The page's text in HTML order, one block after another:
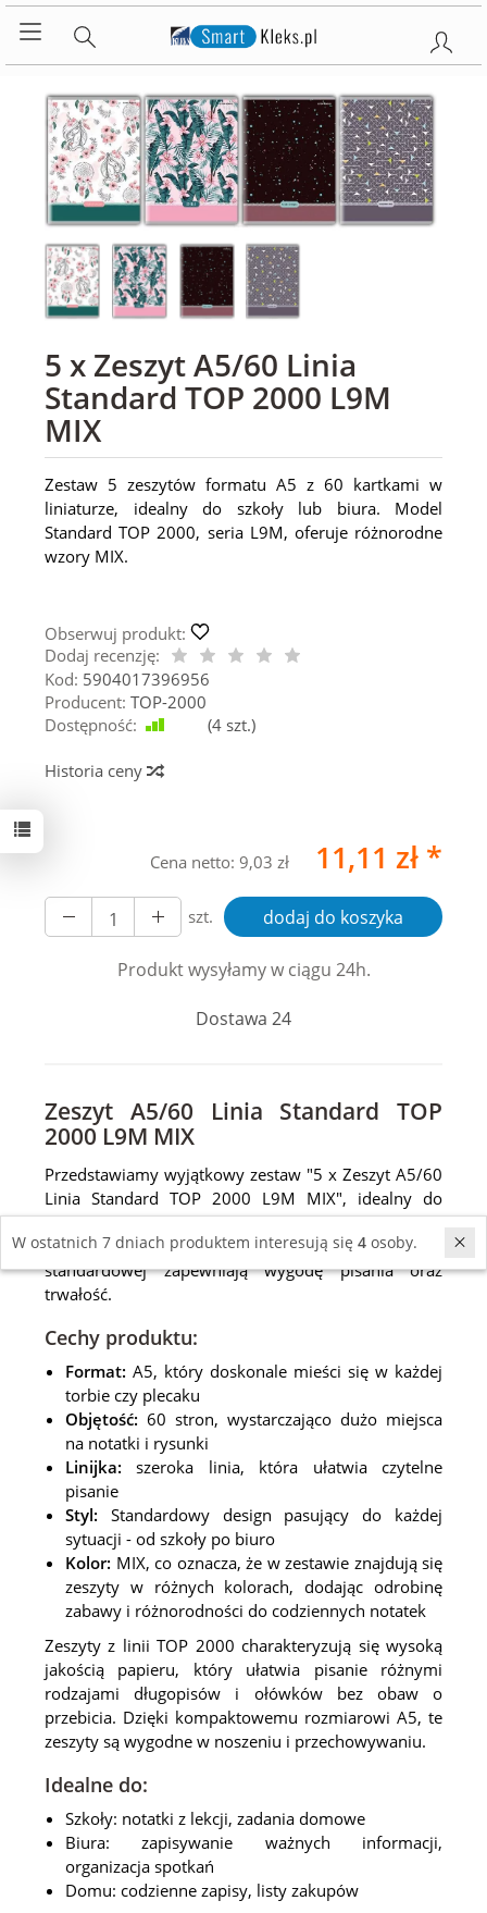
5 x Zeszyt A5/60 Linia
Standard TOP 2000 L9M
MIX
Zestaw 5 zeszytów formatu A5 z 60 kartkami w
liniaturze, idealny do szkoły lub biura. Model
Standard TOP 2000, seria L9M, oferuje różnorodne
wzory MIX.
Obserwuj produkt:
Dodaj recenzję:
Kod: 5904017396956
Producent: TOP-2000
Dostępność:
(4 szt.)
Historia ceny
Cena netto: 9,03 zł 11,11 zł *
szt. dodaj do koszyka
Produkt wysyłamy w ciągu 24h.
Dostawa 24
Zeszyt A5/60 Linia Standard TOP
2000 L9M MIX
Przedstawiamy wyjątkowy zestaw "5 x Zeszyt A5/60
Linia Standard TOP 2000 L9M MIX", idealny do
codziennego użytku szkolnego i biurowego.
Starannie zaprojektowane zeszyty w linii
standardowej zapewniają wygodę pisania oraz
trwałość.
Cechy produktu:
Format: A5, który doskonale mieści się w każdej
torbie czy plecaku
Objętość: 60 stron, wystarczająco dużo miejsca
na notatki i rysunki
Linijka: szeroka linia, która ułatwia czytelne
pisanie
Styl: Standardowy design pasujący do każdej
sytuacji - od szkoły po biuro
Kolor: MIX, co oznacza, że w zestawie znajdują się
zeszyty w różnych kolorach, dodając odrobinę
zabawy i różnorodności do codziennych notatek
Zeszyty z linii TOP 2000 charakteryzują się wysoką
jakością papieru, który ułatwia pisanie różnymi
rodzajami długopisów i ołówków bez obaw o
przebicia. Dzięki kompaktowemu rozmiarowi A5, te
zeszyty są wygodne w noszeniu i przechowywaniu.
Idealne do:
Szkoły: notatki z lekcji, zadania domowe
Biura: zapisywanie ważnych informacji,
organizacja spotkań
Domu: codzienne zapisy, listy zakupów
W ostatnich 7 dniach produktem interesują się 4 osoby.